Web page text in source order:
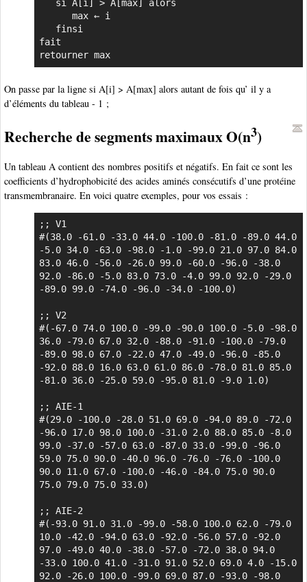
fait
retourner max
On passe par la ligne si A[i] > A[max] alors autant de fois qu’ il y a
d’éléments du tableau - 1 ;
Recherche de segments maximaux O(n3)
Un tableau A contient des nombres positifs et négatifs. En fait ce sont les
coefficients d’hydrophobicité des acides aminés consécutifs d’une protéine
transmembranaire. En voici quatre exemples, pour vos essais :
;; V1
#(38.0 -61.0 -33.0 44.0 -100.0 -81.0 -89.0 44.0
-5.0 34.0 -63.0 -98.0 -1.0 -99.0 21.0 97.0 84.0
83.0 46.0 -56.0 -26.0 99.0 -60.0 -96.0 -38.0
92.0 -86.0 -5.0 83.0 73.0 -4.0 99.0 92.0 -29.0
-89.0 99.0 -74.0 -96.0 -34.0 -100.0)
;; V2
#(-67.0 74.0 100.0 -99.0 -90.0 100.0 -5.0 -98.0
36.0 -79.0 67.0 32.0 -88.0 -91.0 -100.0 -79.0
-89.0 98.0 67.0 -22.0 47.0 -49.0 -96.0 -85.0
-92.0 88.0 16.0 63.0 61.0 86.0 -78.0 81.0 85.0
-81.0 36.0 -25.0 59.0 -95.0 81.0 -9.0 1.0)
;; AIE-1
#(29.0 -100.0 -28.0 51.0 69.0 -94.0 89.0 -72.0
-96.0 17.0 98.0 100.0 -31.0 2.0 88.0 85.0 -8.0
99.0 -37.0 -57.0 63.0 -87.0 33.0 -99.0 -96.0
59.0 75.0 90.0 -40.0 96.0 -76.0 -76.0 -100.0
90.0 11.0 67.0 -100.0 -46.0 -84.0 75.0 90.0
75.0 79.0 75.0 33.0)
;; AIE-2
#(-93.0 91.0 31.0 -99.0 -58.0 100.0 62.0 -79.0
10.0 -42.0 -94.0 63.0 -92.0 -56.0 57.0 -92.0
97.0 -49.0 40.0 -38.0 -57.0 -72.0 38.0 94.0
-33.0 100.0 41.0 -31.0 91.0 52.0 69.0 4.0 -15.0
92.0 -26.0 100.0 -99.0 69.0 87.0 -93.0 -98.0